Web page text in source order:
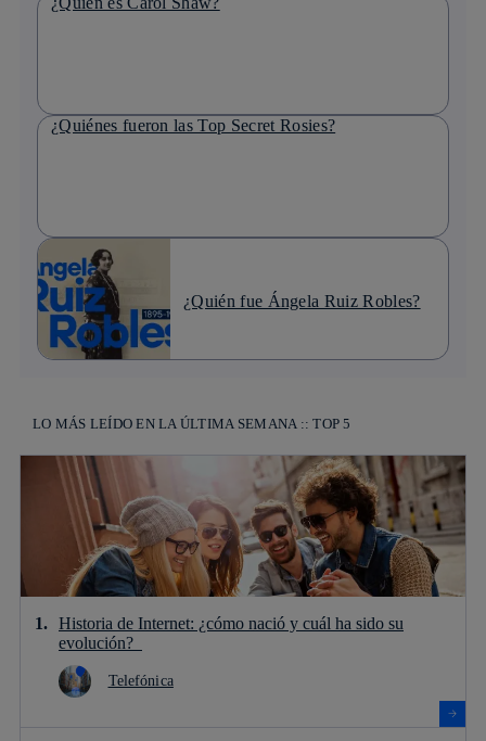
¿Quiénes fueron las Top Secret Rosies?
¿Quién fue Ángela Ruiz Robles?
LO MÁS LEÍDO EN LA ÚLTIMA SEMANA :: TOP 5
Historia de Internet: ¿cómo nació y cuál ha sido su
evolución?
Telefónica